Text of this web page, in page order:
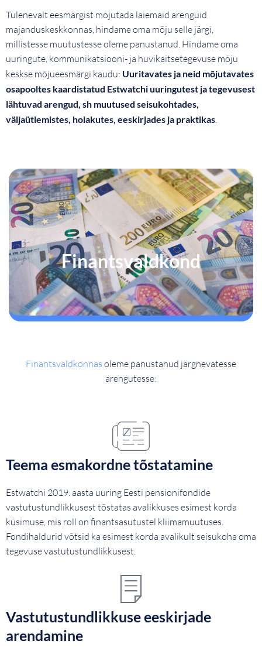
Tulenevalt eesmärgist mõjutada laiemaid arenguid
majanduskeskkonnas, hindame oma mõju selle järgi,
millistesse muutustesse oleme panustanud. Hindame oma
uuringute, kommunikatsiooni- ja huvikaitsetegevuse mõju
keskse mõjueesmärgi kaudu: Uuritavates ja neid mõjutavates
osapooltes kaardistatud Estwatchi uuringutest ja tegevusest
lähtuvad arengud, sh muutused seisukohtades,
väljaütlemistes, hoiakutes, eeskirjades ja praktikas.
Finantsvaldkond
Finantsvaldkonnas oleme panustanud järgnevatesse
arengutesse:
Teema esmakordne tõstatamine
Estwatchi 2019. aasta uuring Eesti pensionifondide
vastutustundlikkusest tõstatas avalikkuses esimest korda
küsimuse, mis roll on finantsasutustel kliimamuutuses.
Fondihaldurid võtsid ka esimest korda avalikult seisukoha oma
tegevuse vastutustundlikkusest.
Vastutustundlikkuse eeskirjade
arendamine